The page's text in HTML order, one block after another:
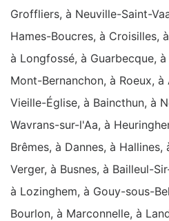
Groffliers, à Neuville-Saint-
Hames-Boucres, à Croisilles,
à Longfossé, à Guarbecque,
Mont-Bernanchon, à Roeux,
Vieille-Église, à Baincthun, à
Wavrans-sur-l'Aa, à
Brêmes, à Dannes, à
Verger, à Busnes, à Bailleul-
à Lozinghem, à Gouy-sous-
Bourlon, à Marconnelle, à